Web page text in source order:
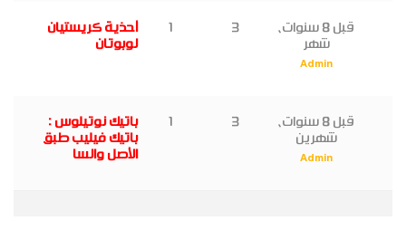
أحذية كريستيان
لوبوتان
1 3
قبل 8 سنوات،
شهر
Admin
باتيك نوتيلوس :
باتيك فيليب طبق
الأصل والسا
1 3
قبل 8 سنوات،
شهرين
Admin